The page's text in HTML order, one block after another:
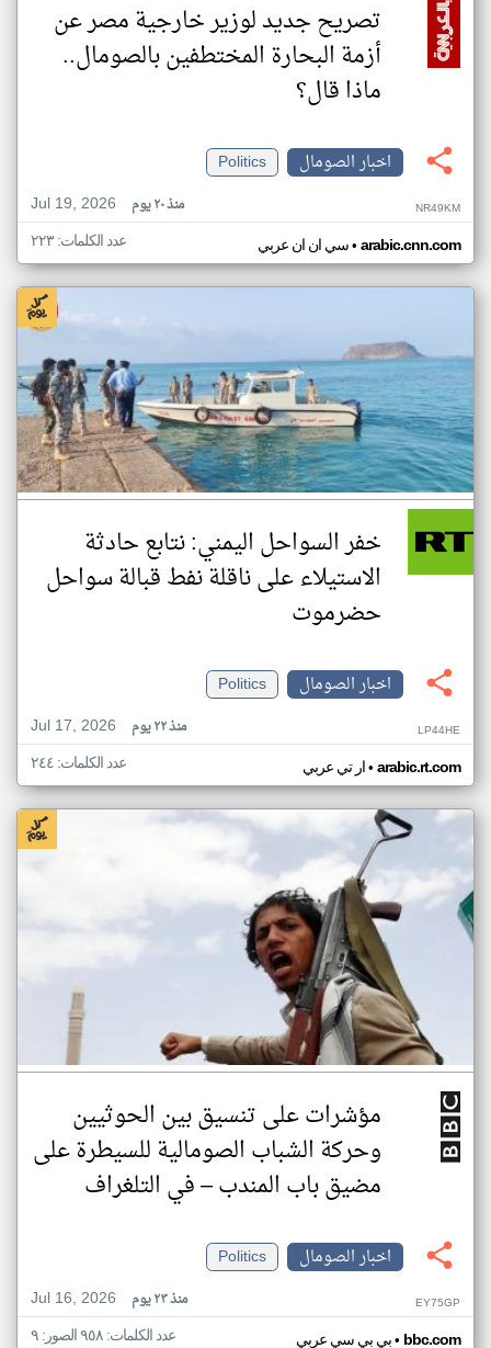
تصريح جديد لوزير خارجية مصر عن
أزمة البحارة المختطفين بالصومال..
ماذا قال؟
اخبار الصومال
Politics
Jul 19, 2026
منذ ٢٠ يوم NR49KM
سي ان ان عربي• arabic.cnn.com عدد الكلمات: ٢٢٣
خفر السواحل اليمني: نتابع حادثة
الاستيلاء على ناقلة نفط قبالة سواحل
حضرموت
اخبار الصومال
Politics
Jul 17, 2026
منذ ٢٢ يوم LP44HE
ار تي عربي• arabic.rt.com عدد الكلمات: ٢٤٤
مؤشرات على تنسيق بين الحوثيين
وحركة الشباب الصومالية للسيطرة على
مضيق باب المندب – في التلغراف
اخبار الصومال
Politics
Jul 16, 2026
منذ ٢٣ يوم EY75GP
بي بي سي عربي• bbc.com عدد الكلمات: ٩٥٨ الصور: ٩